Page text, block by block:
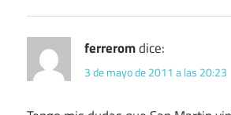
ferreromdice:
3 de mayo de 2011 a las 20:23